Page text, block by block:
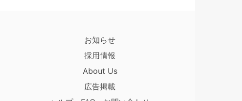
お知らせ
採用情報
About Us
広告掲載